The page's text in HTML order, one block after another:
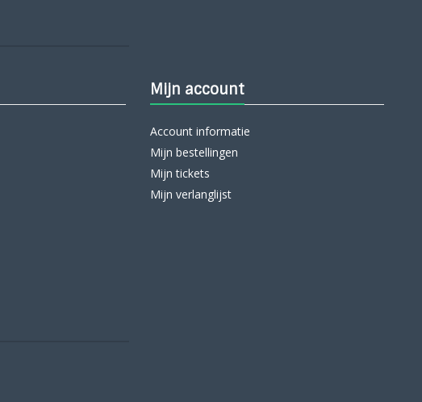
Mijn account
Account informatie
Mijn bestellingen
Mijn tickets
Mijn verlanglijst